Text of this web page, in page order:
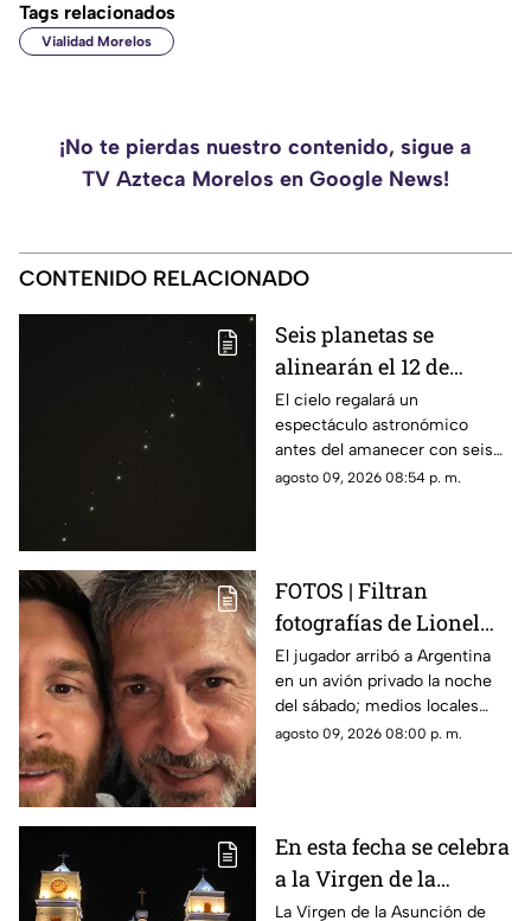
Tags relacionados
Vialidad Morelos
¡No te pierdas nuestro contenido, sigue a
TV Azteca Morelos en Google News!
CONTENIDO RELACIONADO
Seis planetas se
alinearán el 12 de
agosto: así podrás
observar el fenómeno
desde Morelos
El cielo regalará un
espectáculo astronómico
antes del amanecer con seis
planetas visibles desde
agosto 09, 2026 08:54 p. m.
FOTOS | Filtran
fotografías de Lionel
Messi y su familia en el
funeral de su papá
El jugador arribó a Argentina
en un avión privado la noche
del sábado; medios locales
captaron su llegada.
agosto 09, 2026 08:00 p. m.
En esta fecha se celebra
a la Virgen de la
Asunción de María en
La Virgen de la Asunción de